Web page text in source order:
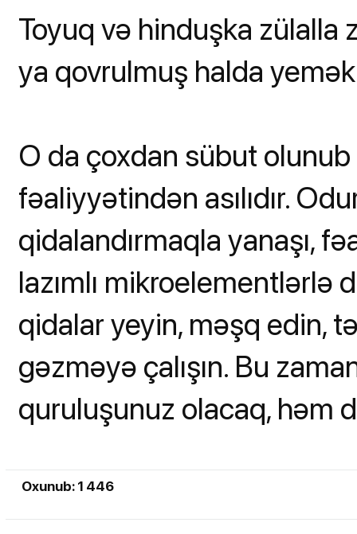
Toyuq və hinduşka zülalla
ya qovrulmuş halda yemək
O da çoxdan sübut olunub
fəaliyyətindən asılıdır.
qidalandırmaqla yanaşı,
lazımlı mikroelementlərlə
qidalar yeyin, məşq edin,
gəzməyə çalışın. Bu
quruluşunuz olacaq, həm
Oxunub: 1 446